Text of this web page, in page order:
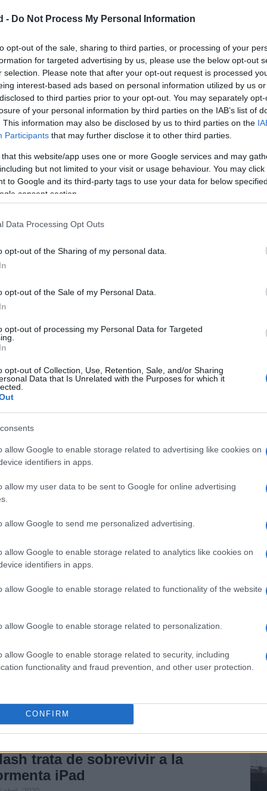
- Do Not Process My Personal Information
opt-out of the sale, sharing to third parties, or processing of your
for targeted advertising by us, please use the below opt-out
selection. Please note that after your opt-out request is processed
interest-based ads based on personal information utilized by us
to third parties prior to your opt-out. You may separately
of your personal information by third parties on the IAB’s list of
This information may also be disclosed by us to third parties on the
Participants that may further disclose it to other third parties.
that this website/app uses one or more Google services and may
but not limited to your visit or usage behaviour. You may
to Google and its third-party tags to use your data for below
consent section.
Data Processing Opt Outs
opt-out of the Sharing of my personal data.
opt-out of the Sale of my Personal Data.
opt-out of processing my Personal Data for Targeted
opt-out of Collection, Use, Retention, Sale, and/or Sharing
Data that Is Unrelated with the Purposes for which it
allow Google to enable storage related to advertising like cookies on
identifiers in apps.
allow my user data to be sent to Google for online advertising
allow Google to send me personalized advertising.
allow Google to enable storage related to analytics like cookies on
identifiers in apps.
allow Google to enable storage related to functionality of the website
allow Google to enable storage related to personalization.
allow Google to enable storage related to security, including
functionality and fraud prevention, and other user protection.
CONFIRM
de los premios Oscar para estrenar el comercial de…
vendió 100.000 iPads en el
día
abril, 2020
le ha ido nada mal a Apple. La empresa logró vender 100.000
del iPad en su primer día de preventa. Los clientes
el dispositivo portátil el 3 de abril.La cifra no ha sido
por Apple, sino…
lanza aplicación Kindle
Mac
cuyo lector electrónico de libros que se ve amenazado
el lanzamiento del iPad, ha publicado hoy una aplicación
operativo de Apple acceder a un…
un ejemplo de iContenido
el iPad
online VIVmag, que suele ser referencia en materia de
ha presentado una muestra de cómo pueden (y
unos conceptos de portada digital de revista y de…
iPad sólo permitirá bajar libros en
noticias. Si pensabais usar el iPad para leer libros, lo que
es tremenda decepción. Apple no ha podido resolver el
que piensa vender a…
demo del iPad usando iTunes
del salto os dejo un vídeo con una demostración del iPad
por iTunes. Creo que lo más interesante –más allá de
iPhone– es que podemos…
ahora)
abril, 2020
web de la manzanita sigue prometiéndolo para “finales de
os traigo una lista de diez aplicaciones que nos matan de
por no tener uno de estos dispositivos…
trata de sobrevivir a la
iPad